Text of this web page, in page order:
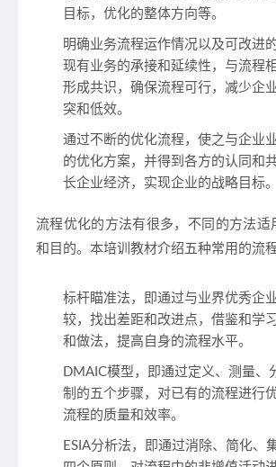
目标，优化的整体方向等。
明确业务流程运作情况以及可改进
现有业务的承接和延续性，与流程
形成共识，确保流程可行，减少企
突和低效。
通过不断的优化流程，使之与企业
的优化方案，并得到各方的认同和
长企业经济，实现企业的战略目标。
流程优化的方法有很多，不同的方法适
和目的。本培训教材介绍五种常用的流
标杆瞄准法，即通过与业界优秀企
较，找出差距和改进点，借鉴和学
和做法，提高自身的流程水平。
DMAIC模型，即通过定义、测量、
制的五个步骤，对已有的流程进行
流程的质量和效率。
ESIA分析法，即通过消除、简化、